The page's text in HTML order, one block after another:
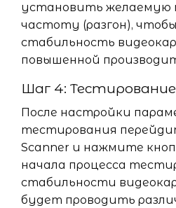
установить
частоту (разгон),
стабильность
повышенной
Шаг 4:
После настройки
тестирования
Scanner и нажмите
начала процесса
стабильности
будет проводить